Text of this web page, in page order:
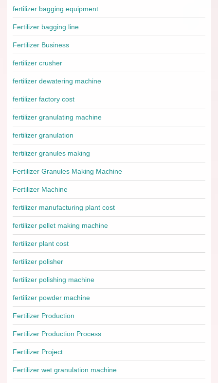
fertilizer bagging equipment
Fertilizer bagging line
Fertilizer Business
fertilizer crusher
fertilizer dewatering machine
fertilizer factory cost
fertilizer granulating machine
fertilizer granulation
fertilizer granules making
Fertilizer Granules Making Machine
Fertilizer Machine
fertilizer manufacturing plant cost
fertilizer pellet making machine
fertilizer plant cost
fertilizer polisher
fertilizer polishing machine
fertilizer powder machine
Fertilizer Production
Fertilizer Production Process
Fertilizer Project
Fertilizer wet granulation machine